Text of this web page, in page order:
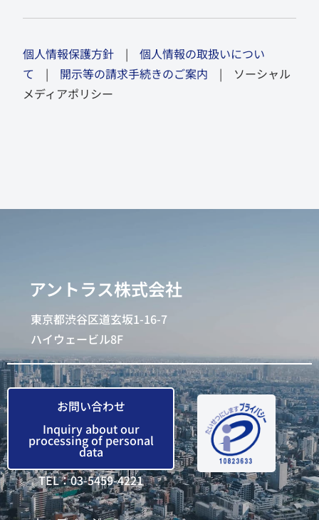
個人情報保護方針 |個人情報の取扱いについ
て
| 開示等の請求手続きのご案内 | ソーシャル
メディアポリシー
アントラス株式会社
東京都渋谷区道玄坂1-16-7
ハイウェービル8F
お問い合わせ
Inquiry about our
processing of personal
data
TEL：03-5459-4221